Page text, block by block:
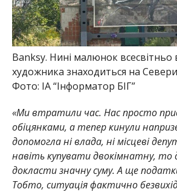
Banksy. Нині малюнок всесвітньо
художника знаходиться на
Фото: ІА “Інформатор БІГ”
«Ми втратили час. Нас просто
обіцянками, а тепер кинули
допомогла ні влада, ні місцеві
навіть купувати двокімнатну, то
докласти значну суму. А ще
Тобто, ситуація фактично